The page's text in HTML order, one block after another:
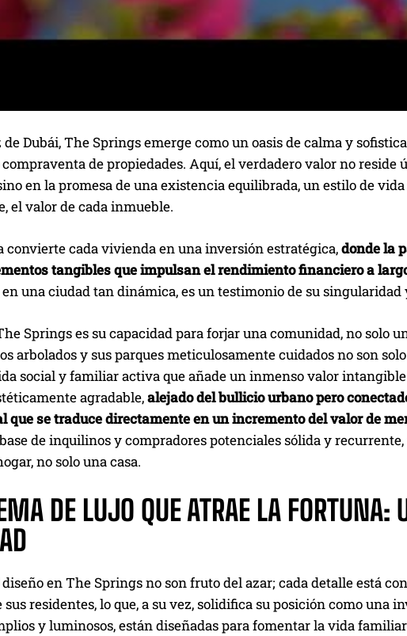
Dubái, The Springs emerge como un oasis de calma y
de propiedades. Aquí, el verdadero valor no
en la promesa de una existencia equilibrada, un estilo de
el valor de cada inmueble.
convierte cada vivienda en una inversión estratégica,donde la
tangibles que impulsan el rendimiento financiero a
una ciudad tan dinámica, es un testimonio de su singularidad
Springs es su capacidad para forjar una comunidad, no solo
arbolados y sus parques meticulosamente cuidados no son
social y familiar activa que añade un inmenso valor
agradable,alejado del bullicio urbano pero
que se traduce directamente en un incremento del valor de
de inquilinos y compradores potenciales sólida y
no solo una casa.
DE LUJO QUE ATRAE LA FORTUNA:
en The Springs no son fruto del azar; cada detalle está
residentes, lo que, a su vez, solidifica su posición como una
y luminosos, están diseñadas para fomentar la vida